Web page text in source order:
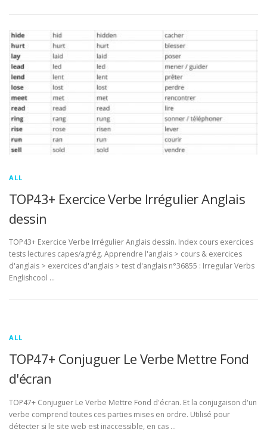
ALL
TOP43+ Exercice Verbe Irrégulier Anglais
dessin
TOP43+ Exercice Verbe Irrégulier Anglais dessin. Index cours exercices
tests lectures capes/agrég. Apprendre l'anglais > cours & exercices
d'anglais > exercices d'anglais > test d'anglais n°36855 : Irregular Verbs
Englishcool …
ALL
TOP47+ Conjuguer Le Verbe Mettre Fond
d'écran
TOP47+ Conjuguer Le Verbe Mettre Fond d'écran. Et la conjugaison d'un
verbe comprend toutes ces parties mises en ordre. Utilisé pour
détecter si le site web est inaccessible, en cas …